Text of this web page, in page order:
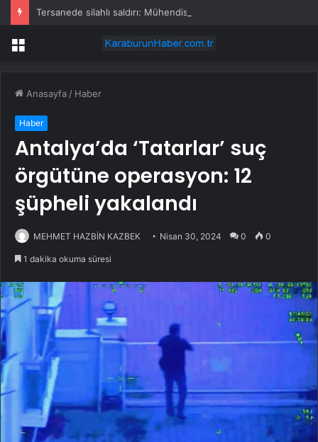
Menü
Anasayfa / Haber
Haber
Antalya’da ‘Tatarlar’ suç
örgütüne operasyon: 12
şüpheli yakalandı
MEHMET HAZBİN KAZBEK Nisan 30, 2024 0 0
1 dakika okuma süresi